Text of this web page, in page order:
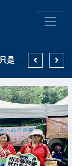
國際寵物節，不只是曬毛孩 薛兆基倡打造毛孩友善城市 發展寵物經濟新商機